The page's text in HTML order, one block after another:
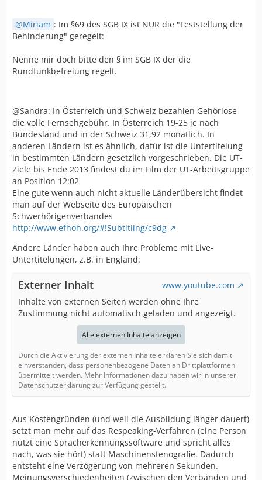
Miriam : Im §69 des SGB IX ist NUR die "Feststellung der
Behinderung" geregelt:
Nenne mir doch bitte den § im SGB IX der die
Rundfunkbefreiung regelt.
@Sandra: In Österreich und Schweiz bezahlen Gehörlose
die volle Fernsehgebühr. In Österreich 19-25 je nach
Bundesland und in der Schweiz 31,92 monatlich. In
anderen Ländern ist es ähnlich, dafür ist die Untertitelung
in bestimmten Ländern gesetzlich vorgeschrieben. Die UT-
Ziele bis Ende 2013 findest du im Film der UT-Arbeitsgruppe
an Position 12:02
Eine gute wenn auch nicht aktuelle Länderübersicht findet
man auf der Webseite des Europäischen
Schwerhörigenverbandes
http://www.efhoh.org/#!Subtitling/c9dg
Andere Länder haben auch Ihre Probleme mit Live-
Untertitelungen, z.B. in England:
Externer Inhalt
www.youtube.com
Inhalte von externen Seiten werden ohne Ihre
Zustimmung nicht automatisch geladen und angezeigt.
Alle externen Inhalte anzeigen
Durch die Aktivierung der externen Inhalte erklären Sie sich damit
einverstanden, dass personenbezogene Daten an Drittplattformen
übermittelt werden. Mehr Informationen dazu haben wir in unserer
Datenschutzerklärung zur Verfügung gestellt.
Aus Kostengründen (und weil die Ausbildung länger dauert)
setzt man mehr auf das Respeaking-Verfahren (eine Person
nutzt eine Spracherkennungssoftware und spricht alles
nach, was sie hört) statt Maschinenstenografie. Dadurch
entsteht eine Verzögerung von mehreren Sekunden.
Meinungsverschiedenheiten (zwischen den Verbänden und